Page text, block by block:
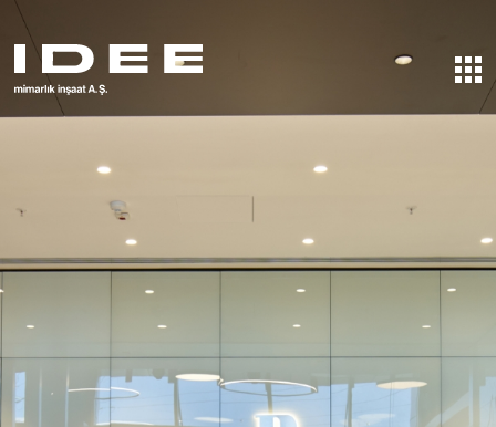
ÜBER UNS
DIENSTLEISTUNGEN
PROJEKTE
REFERENZEN
UNSERE AUSZEICHNUNGEN